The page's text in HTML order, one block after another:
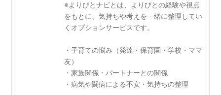
※よりびとナビとは、よりびとの経験や視点
をもとに、気持ちや考えを一緒に整理してい
くオプションサービスです。
・子育ての悩み（発達・保育園・学校・ママ
友）
・家族関係・パートナーとの関係
・病気や闘病による不安・気持ちの整理